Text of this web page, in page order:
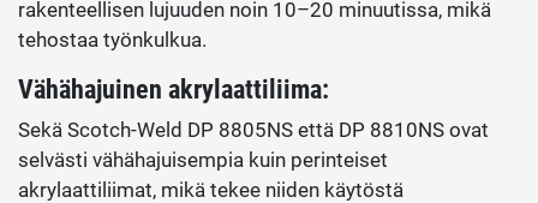
rakenteellisen lujuuden noin 10–20 minuutissa, mikä
tehostaa työnkulkua.
Vähähajuinen akrylaattiliima:
Sekä Scotch-Weld DP 8805NS että DP 8810NS ovat
selvästi vähähajuisempia kuin perinteiset
akrylaattiliimat, mikä tekee niiden käytöstä